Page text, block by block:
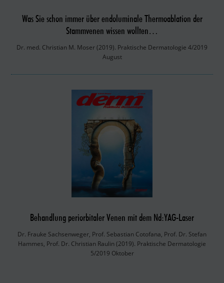
Was Sie schon immer über endoluminale Thermoablation der
Stammvenen wissen wollten…
Dr. med. Christian M. Moser (2019). Praktische Dermatologie 4/2019
August
Behandlung periorbitaler Venen mit dem Nd:YAG-Laser
Dr. Frauke Sachsenweger, Prof. Sebastian Cotofana, Prof. Dr. Stefan
Hammes, Prof. Dr. Christian Raulin (2019). Praktische Dermatologie
5/2019 Oktober